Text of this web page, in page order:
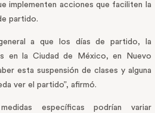
implementen acciones que faciliten la
partido.
a que los días de partido, la
en la Ciudad de México, en Nuevo
esta suspensión de clases y alguna
ver el partido”, afirmó.
específicas podrían variar